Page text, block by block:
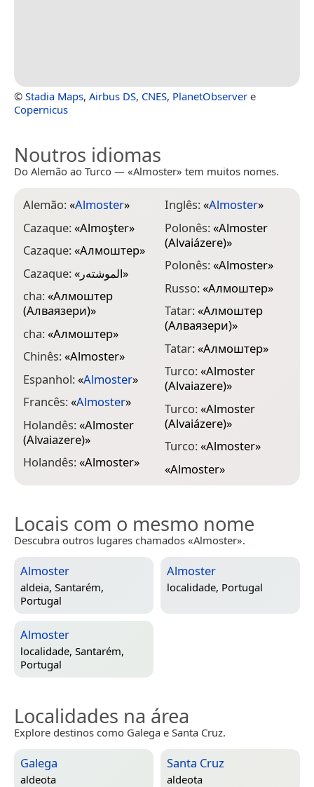
© Stadia Maps, Airbus DS, CNES, PlanetObserver e
Copernicus
Noutros idiomas
Do Alemão ao Turco — «Almoster» tem muitos nomes.
Alemão:«Almoster»
Cazaque:«Almoşter»
Cazaque:«Алмоштер»
Cazaque:« الموشتەر»
cha:«Алмоштер
(Алваязери)»
cha:«Алмоштер»
Chinês:«Almoster»
Espanhol:«Almoster»
Francês:«Almoster»
Holandês:«Almoster
(Alvaiazere)»
Holandês:«Almoster»
Inglês:«Almoster»
Polonês:«Almoster
(Alvaiázere)»
Polonês:«Almoster»
Russo:«Алмоштер»
Tatar:«Алмоштер
(Алваязери)»
Tatar:«Алмоштер»
Turco:«Almoster
(Alvaiazere)»
Turco:«Almoster
(Alvaiázere)»
Turco:«Almoster»
«Almoster»
Locais com o mesmo nome
Descubra outros lugares chamados «Almoster».
Almoster
aldeia, Santarém,
Portugal
Almoster
localidade, Portugal
Almoster
localidade, Santarém,
Portugal
Localidades na área
Explore destinos como Galega e Santa Cruz.
Galega
aldeota
Santa Cruz
aldeota